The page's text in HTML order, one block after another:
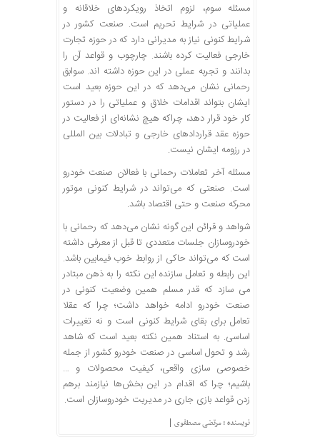
مسئله سوم، لزوم اتخاذ رویکردهای خلاقانه و
عملیاتی در شرایط تحریم است. صنعت کشور در
شرایط کنونی نیاز به مدیرانی دارد که در حوزه تجارت
خارجی فعالیت کرده باشند. چارچوب و قواعد آن را
بدانند و تجربه عملی در این حوزه داشته اند. سوابق
رحمانی نشان می‌دهد که در این حوزه بعید است
ایشان بتواند اقدامات خلاق و عملیاتی را در دستور
کار خود قرار دهد، چراکه هیچ نشانه‌ای از فعالیت در
حوزه عقد قراردادهای خارجی و تبادلات بین المللی
در رزومه ایشان نیست.
مسئله آخر تعاملات رحمانی با فعالان صنعت خودرو
است. صنعتی که می‌تواند در شرایط کنونی موتور
محرکه صنعت و حتی اقتصاد باشد.
شواهد و قرائن این گونه نشان می‌دهد که رحمانی با
خودروسازان جلسات متعددی تا قبل از معرفی داشته
است که می‌تواند حاکی از روابط خوب فیمابین باشد.
این رابطه و تعامل سازنده این نکته را به ذهن مبتادر
می سازد که قدر مسلم همین وضعیت کنونی در
صنعت خودرو ادامه خواهد داشت؛ چرا که عقلا
تعامل برای بقای شرایط کنونی است و نه تغییرات
اساسی. به استناد همین نکته بعید است که شاهد
رشد و تحول اساسی در صنعت خودرو کشور از جمله
خصوصی سازی واقعی، کیفیت محصولات و …
باشیم؛ چرا که اقدام در این بخش‌ها نیازمند برهم
زدن قواعد بازی جاری در مدیریت خودروسازان است.
نویسنده : ⁣مرتضی مصطفوی |